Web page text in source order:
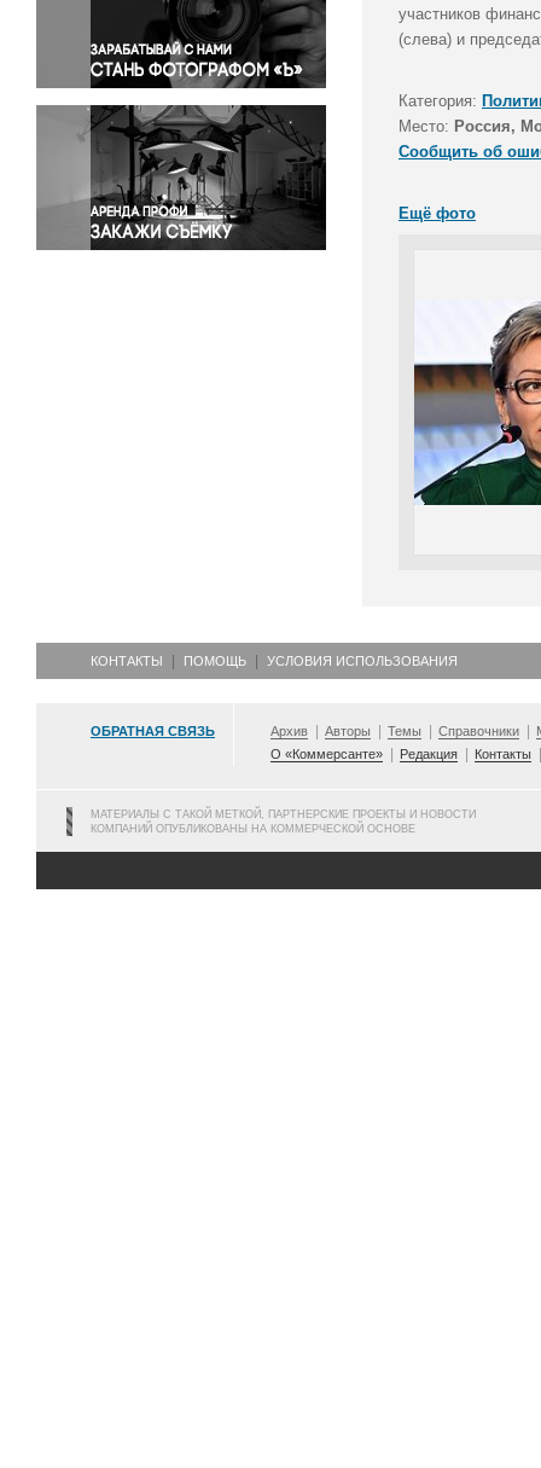
Правосудие
Происшествия и конфликты
Религия
Светская жизнь
Спорт
Экология
Экономика и бизнес
участников
(слева) и
Категория:
Место: Россия,
Сообщить об
Ещё фото
КОНТАКТЫ ПОМОЩЬ УСЛОВИЯ ИСПОЛЬЗОВАНИЯ
ОБРАТНАЯ СВЯЗЬ Архив Авторы Темы Справочники
О «Коммерсанте»
Редакция Контакты
МАТЕРИАЛЫ С ТАКОЙ МЕТКОЙ, ПАРТНЕРСКИЕ ПРОЕКТЫ И НОВОСТИ
КОМПАНИЙ ОПУБЛИКОВАНЫ НА КОММЕРЧЕСКОЙ ОСНОВЕ